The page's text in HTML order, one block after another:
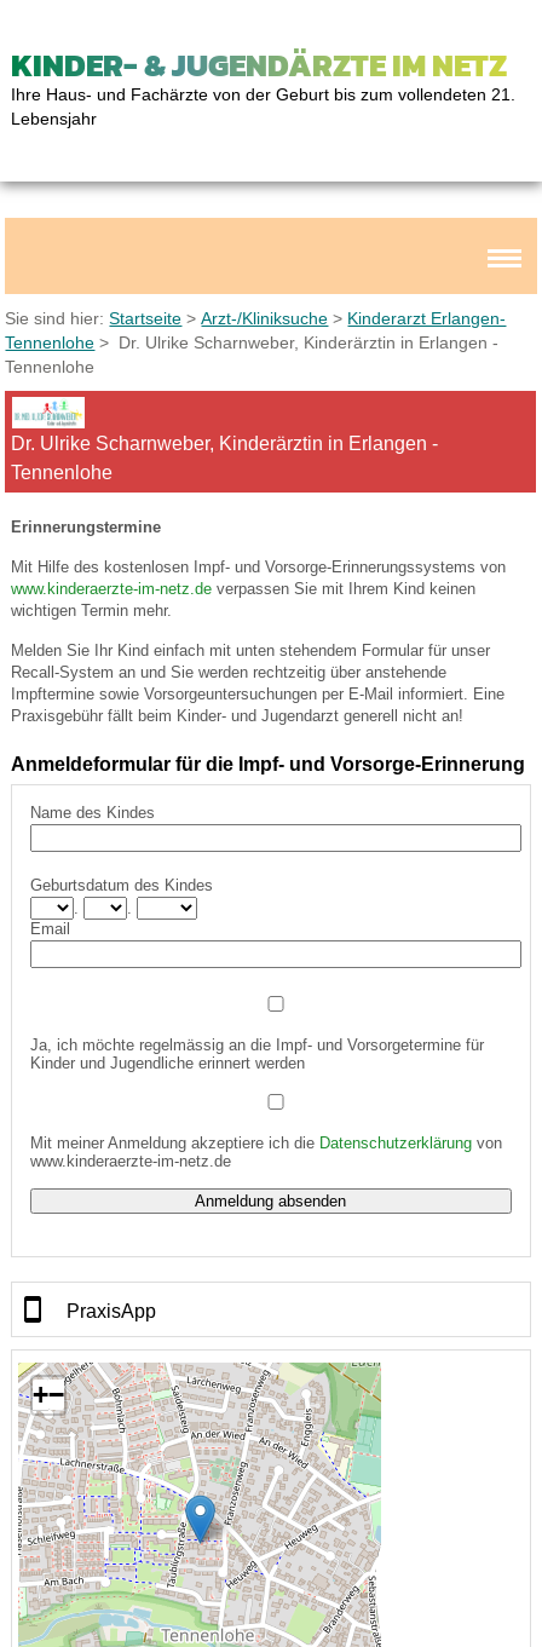
KINDER- & JUGENDÄRZTE IM NETZ
Ihre Haus- und Fachärzte von der Geburt bis zum vollendeten 21.
Lebensjahr
Sie sind hier:Startseite >Arzt-/Kliniksuche > Kinderarzt Erlangen-
Tennenlohe > Dr. Ulrike Scharnweber, Kinderärztin in Erlangen -
Tennenlohe
Dr. Ulrike Scharnweber, Kinderärztin in Erlangen -
Tennenlohe
Erinnerungstermine
Mit Hilfe des kostenlosen Impf- und Vorsorge-Erinnerungssystems von
www.kinderaerzte-im-netz.deverpassen Sie mit Ihrem Kind keinen
wichtigen Termin mehr.
Melden Sie Ihr Kind einfach mit unten stehendem Formular für unser
Recall-System an und Sie werden rechtzeitig über anstehende
Impftermine sowie Vorsorgeuntersuchungen per E-Mail informiert. Eine
Praxisgebühr fällt beim Kinder- und Jugendarzt generell nicht an!
Anmeldeformular für die Impf- und Vorsorge-Erinnerung
Name des Kindes
Geburtsdatum des Kindes
Email
Ja, ich möchte regelmässig an die Impf- und Vorsorgetermine für
Kinder und Jugendliche erinnert werden
Mit meiner Anmeldung akzeptiere ich die Datenschutzerklärungvon
www.kinderaerzte-im-netz.de
PraxisApp
+−